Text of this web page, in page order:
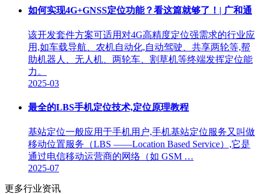
如何实现4G+GNSS定位功能？看这篇就够了！| 广和通
该开发套件方案可适用对4G高精度定位强需求的行业应
用,如车载导航、农机自动化,自动驾驶、共享两轮等,帮
助机器人、无人机、两轮车、割草机等终端发挥定位能
力。
2025-03
最全的LBS手机定位技术,定位原理教程
基站定位一般应用于手机用户,手机基站定位服务又叫做
移动位置服务（LBS ——Location Based Service）,它是
通过电信移动运营商的网络（如 GSM …
2025-07
更多行业资讯